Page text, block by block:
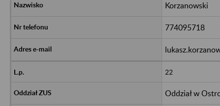
Korzanowski
774095718
22
Oddział w